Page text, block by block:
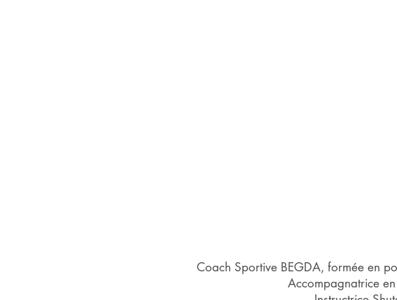
Coach Sportive BEGDA, formée en
Accompagnatrice